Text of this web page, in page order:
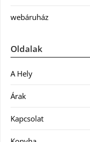
webáruház
Oldalak
A Hely
Árak
Kapcsolat